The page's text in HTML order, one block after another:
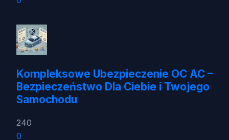
Kompleksowe Ubezpieczenie OC AC –
Bezpieczeństwo Dla Ciebie i Twojego
Samochodu
240
0